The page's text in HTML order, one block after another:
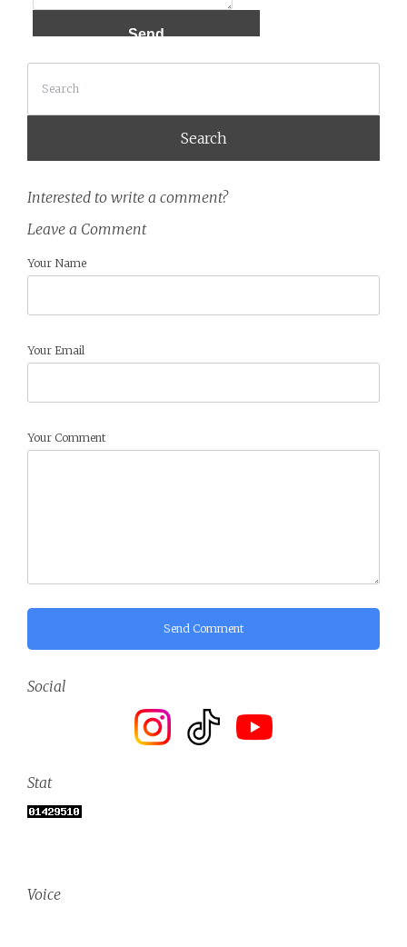
Interested to write a comment?
Leave a Comment
Your Name
Your Email
Your Comment
Send Comment
Social
Stat
Voice